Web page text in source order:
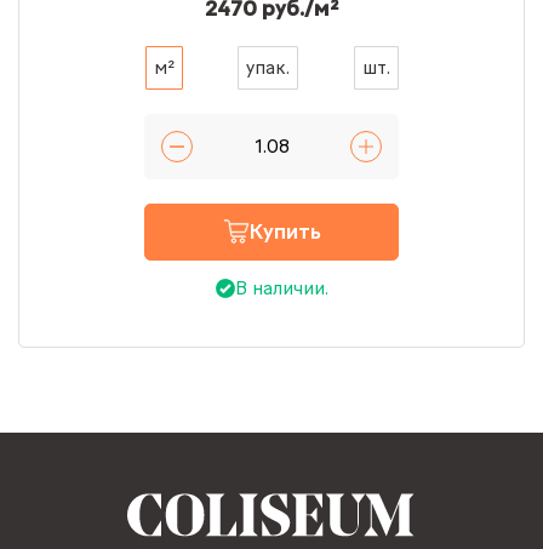
2470 руб./м²
м² упак. шт.
Купить
В наличии.